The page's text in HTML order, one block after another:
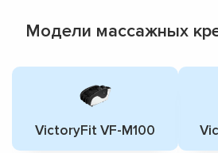
Модели массажных
VictoryFit VF-M100